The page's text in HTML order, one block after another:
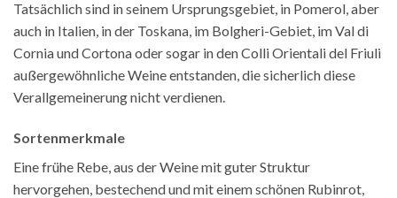
Tatsächlich sind in seinem Ursprungsgebiet, in Pomerol, aber
auch in Italien, in der Toskana, im Bolgheri-Gebiet, im Val di
Cornia und Cortona oder sogar in den Colli Orientali del Friuli
außergewöhnliche Weine entstanden, die sicherlich diese
Verallgemeinerung nicht verdienen.
Sortenmerkmale
Eine frühe Rebe, aus der Weine mit guter Struktur
hervorgehen, bestechend und mit einem schönen Rubinrot,